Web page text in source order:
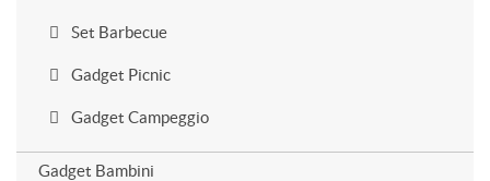
Set Barbecue
Gadget Picnic
Gadget Campeggio
Gadget Bambini